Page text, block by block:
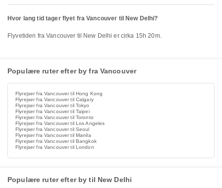
Hvor lang tid tager flyet fra Vancouver til New Delhi?
Flyvetiden fra Vancouver til New Delhi er cirka 15h 20m.
Populære ruter efter by fra Vancouver
Flyrejser fra Vancouver til Hong Kong
Flyrejser fra Vancouver til Calgary
Flyrejser fra Vancouver til Tokyo
Flyrejser fra Vancouver til Taipei
Flyrejser fra Vancouver til Toronto
Flyrejser fra Vancouver til Los Angeles
Flyrejser fra Vancouver til Seoul
Flyrejser fra Vancouver til Manila
Flyrejser fra Vancouver til Bangkok
Flyrejser fra Vancouver til London
Populære ruter efter by til New Delhi